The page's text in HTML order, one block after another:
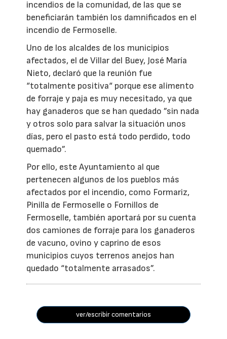
incendios de la comunidad, de las que se
beneficiarán también los damnificados en el
incendio de Fermoselle.
Uno de los alcaldes de los municipios
afectados, el de Villar del Buey, José María
Nieto, declaró que la reunión fue
“totalmente positiva“ porque ese alimento
de forraje y paja es muy necesitado, ya que
hay ganaderos que se han quedado ”sin nada
y otros solo para salvar la situación unos
días, pero el pasto está todo perdido, todo
quemado”.
Por ello, este Ayuntamiento al que
pertenecen algunos de los pueblos más
afectados por el incendio, como Formariz,
Pinilla de Fermoselle o Fornillos de
Fermoselle, también aportará por su cuenta
dos camiones de forraje para los ganaderos
de vacuno, ovino y caprino de esos
municipios cuyos terrenos anejos han
quedado “totalmente arrasados”.
ver/escribir comentarios